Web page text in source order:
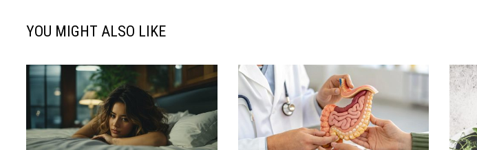
YOU MIGHT ALSO LIKE